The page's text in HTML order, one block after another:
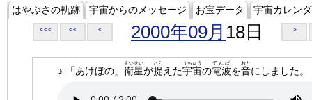
はやぶさの軌跡 宇宙からのメッセージ お宝データ 宇宙カレン
<<< << < 2000年09月 18日 >
♪ 「あけぼの」 衛星
えいせい
が捉
とら
えた宇宙
うちゅう
の電波
でんぱ
を音
おと
にしました。